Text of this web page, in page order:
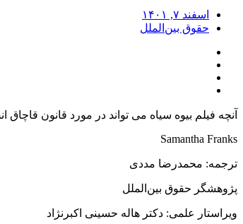
اسفند ۷, ۱۴۰۱
حقوق بین‌الملل
آنچه فیلم بیوه سیاه می تواند در مورد قانون قاچاق
Samantha Franks
ترجمه: محمدرضا مددی
پژوهشگر حقوق بین‌الملل
ویراستار علمی: دکتر هاله حسینی اکبرنژاد